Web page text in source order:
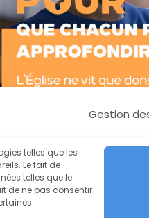
Gestion
telles que les
Le fait de
telles que le
de ne pas consentir
Gestion des cookies